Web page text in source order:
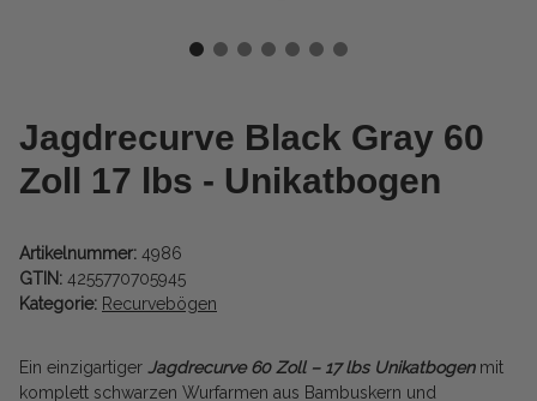
Jagdrecurve Black Gray 60
Zoll 17 lbs - Unikatbogen
Artikelnummer: 4986
GTIN: 4255770705945
Kategorie: Recurvebögen
Ein einzigartiger Jagdrecurve 60 Zoll – 17 lbs Unikatbogen mit
komplett schwarzen Wurfarmen aus Bambuskern und